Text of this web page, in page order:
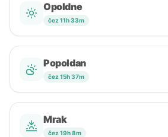
Opoldne
čez 11h 33m
Popoldan
čez 15h 37m
Mrak
čez 19h 8m